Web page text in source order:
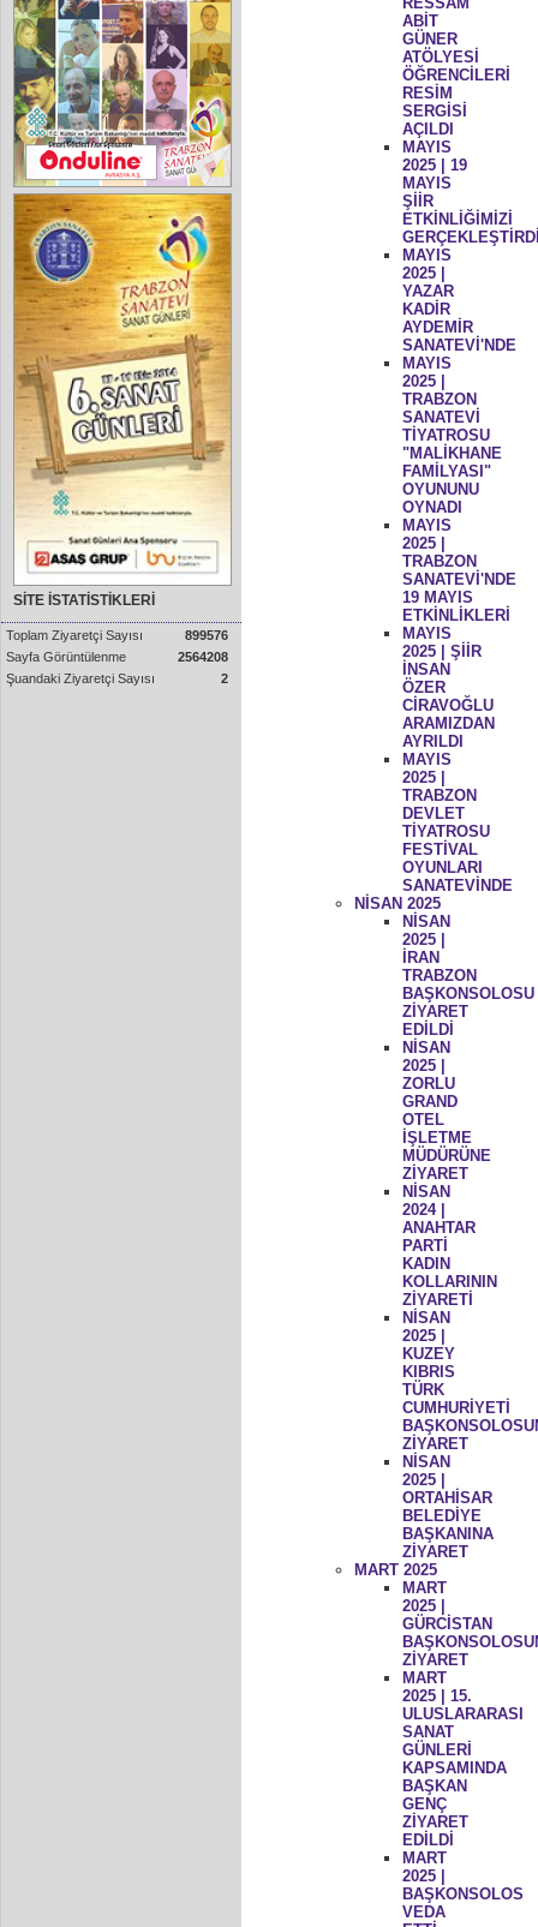
SİTE İSTATİSTİKLERİ
Toplam Ziyaretçi Sayısı
899576
Sayfa Görüntülenme
2564208
Şuandaki Ziyaretçi Sayısı
2
ABİT
GÜNER
ATÖLYESİ
ÖĞRENCİLERİ
RESİM
SERGİSİ
AÇILDI
MAYIS
2025 | 19
MAYIS
ŞİİR
ETKİNLİĞİMİZİ
MAYIS
2025 |
YAZAR
KADİR
AYDEMİR
SANATEVİ'NDE
MAYIS
2025 |
TRABZON
SANATEVİ
TİYATROSU
"MALİKHANE
FAMİLYASI"
OYUNUNU
OYNADI
MAYIS
2025 |
TRABZON
SANATEVİ'NDE
19 MAYIS
ETKİNLİKLERİ
MAYIS
2025 | ŞİİR
İNSAN
ÖZER
CİRAVOĞLU
ARAMIZDAN
AYRILDI
MAYIS
2025 |
TRABZON
DEVLET
TİYATROSU
FESTİVAL
OYUNLARI
SANATEVİNDE
NİSAN 2025
NİSAN
2025 |
İRAN
TRABZON
BAŞKONSOLOSU
ZİYARET
EDİLDİ
NİSAN
2025 |
ZORLU
GRAND
OTEL
İŞLETME
MÜDÜRÜNE
ZİYARET
NİSAN
2024 |
ANAHTAR
PARTİ
KADIN
KOLLARININ
ZİYARETİ
NİSAN
2025 |
KUZEY
KIBRIS
TÜRK
CUMHURİYETİ
ZİYARET
NİSAN
2025 |
ORTAHİSAR
BELEDİYE
BAŞKANINA
ZİYARET
MART 2025
MART
2025 |
GÜRCİSTAN
ZİYARET
MART
2025 | 15.
ULUSLARARASI
SANAT
GÜNLERİ
KAPSAMINDA
BAŞKAN
GENÇ
ZİYARET
EDİLDİ
MART
2025 |
BAŞKONSOLOS
VEDA